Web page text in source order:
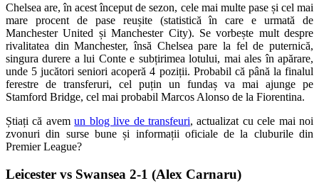
Chelsea are, în acest început de sezon, cele mai multe pase și cel mai
mare procent de pase reușite (statistică în care e urmată de
Manchester United și Manchester City). Se vorbește mult despre
rivalitatea din Manchester, însă Chelsea pare la fel de puternică,
singura durere a lui Conte e subțirimea lotului, mai ales în apărare,
unde 5 jucători seniori acoperă 4 poziții. Probabil că până la finalul
ferestre de transferuri, cel puțin un fundaș va mai ajunge pe
Stamford Bridge, cel mai probabil Marcos Alonso de la Fiorentina.
Știați că avemun blog live de transfeuri, actualizat cu cele mai noi
zvonuri din surse bune și informații oficiale de la cluburile din
Premier League?
Leicester vs Swansea 2-1 (Alex Carnaru)